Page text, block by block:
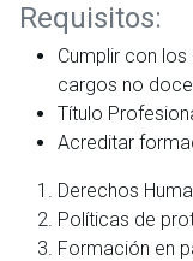
Requisitos:
Cumplir con
cargos no
Título
Acreditar
Derechos
Políticas de
Formación en